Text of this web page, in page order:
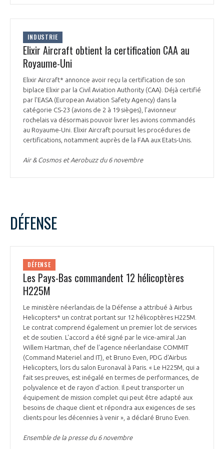
INDUSTRIE
Elixir Aircraft obtient la certification CAA au
Royaume-Uni
Elixir Aircraft* annonce avoir reçu la certification de son
biplace Elixir par la Civil Aviation Authority (CAA). Déjà certifié
par l'EASA (European Aviation Safety Agency) dans la
catégorie CS-23 (avions de 2 à 19 sièges), l’avionneur
rochelais va désormais pouvoir livrer les avions commandés
au Royaume-Uni. Elixir Aircraft poursuit les procédures de
certifications, notamment auprès de la FAA aux Etats-Unis.
Air & Cosmos et Aerobuzz du 6 novembre
DÉFENSE
DÉFENSE
Les Pays-Bas commandent 12 hélicoptères
H225M
Le ministère néerlandais de la Défense a attribué à Airbus
Helicopters* un contrat portant sur 12 hélicoptères H225M.
Le contrat comprend également un premier lot de services
et de soutien. L'accord a été signé par le vice-amiral Jan
Willem Hartman, chef de l'agence néerlandaise COMMIT
(Command Materiel and IT), et Bruno Even, PDG d'Airbus
Helicopters, lors du salon Euronaval à Paris. « Le H225M, qui a
fait ses preuves, est inégalé en termes de performances, de
polyvalence et de rayon d'action. Il peut transporter un
équipement de mission complet qui peut être adapté aux
besoins de chaque client et répondra aux exigences de ses
clients pour les décennies à venir », a déclaré Bruno Even.
Ensemble de la presse du 6 novembre